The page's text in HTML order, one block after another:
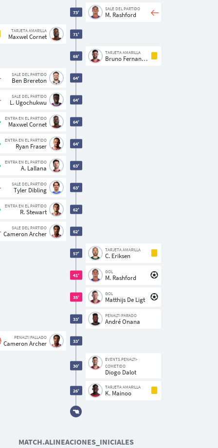
26'
TARJETA AMARILLA
K. Mainoo
30'
EVENTS.PENALTI-
COMETIDO
Diogo Dalot
33'
PENALTI FALLADO
Cameron Archer
33'
PENALTI PARADO
André Onana
35'
GOL
Matthijs De Ligt
41'
GOL
M. Rashford
57'
TARJETA AMARILLA
C. Eriksen
62'
SALE DEL PARTIDO
Cameron Archer
62'
ENTRA EN EL PARTIDO
R. Stewart
63'
SALE DEL PARTIDO
Tyler Dibling
63'
ENTRA EN EL PARTIDO
A. Lallana
64'
ENTRA EN EL PARTIDO
Ryan Fraser
64'
ENTRA EN EL PARTIDO
Maxwel Cornet
64'
SALE DEL PARTIDO
L. Ugochukwu
64'
SALE DEL PARTIDO
Ben Brereton
68'
TARJETA AMARILLA
Bruno Fernandes
71'
TARJETA AMARILLA
Maxwel Cornet
73'
SALE DEL PARTIDO
M. Rashford
MATCH.ALINEACIONES_INICIALES